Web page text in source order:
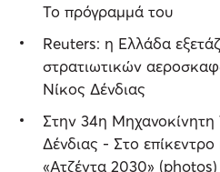
Το πρόγραμμά του
Reuters: η Ελλάδα
στρατιωτικών
Νίκος Δένδιας
Στην 34η Μηχανοκίνητη
Δένδιας - Στο
«Ατζέντα 2030» (photos)